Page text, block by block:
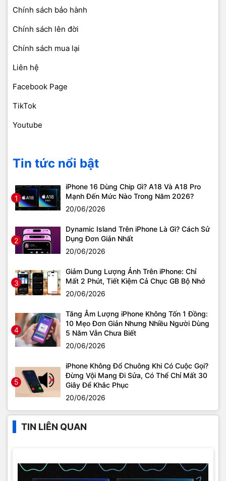
Chính sách bảo hành
Chính sách lên đời
Chính sách mua lại
Liên hệ
Facebook Page
TikTok
Youtube
Tin tức nổi bật
1
iPhone 16 Dùng Chip Gì? A18 Và A18 Pro
Mạnh Đến Mức Nào Trong Năm 2026?
20/06/2026
2
Dynamic Island Trên iPhone Là Gì? Cách Sử
Dụng Đơn Giản Nhất
20/06/2026
3
Giảm Dung Lượng Ảnh Trên iPhone: Chỉ
Mất 2 Phút, Tiết Kiệm Cả Chục GB Bộ Nhớ
20/06/2026
4
Tăng Âm Lượng iPhone Không Tốn 1 Đồng:
10 Mẹo Đơn Giản Nhưng Nhiều Người Dùng
5 Năm Vẫn Chưa Biết
20/06/2026
5
iPhone Không Đổ Chuông Khi Có Cuộc Gọi?
Đừng Vội Mang Đi Sửa, Có Thể Chỉ Mất 30
Giây Để Khắc Phục
20/06/2026
TIN LIÊN QUAN